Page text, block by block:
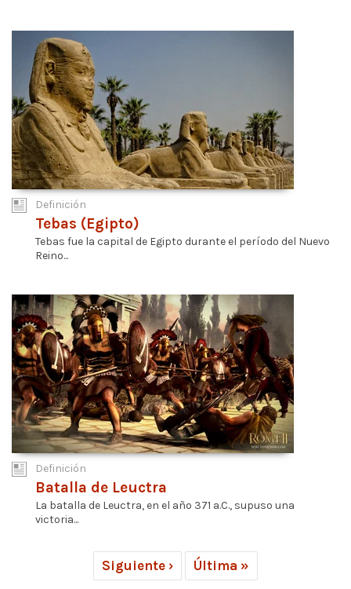
Definición
Tebas (Egipto)
Tebas fue la capital de Egipto durante el período del Nuevo
Reino...
Definición
Batalla de Leuctra
La batalla de Leuctra, en el año 371 a.C., supuso una
victoria...
Siguiente › Última »